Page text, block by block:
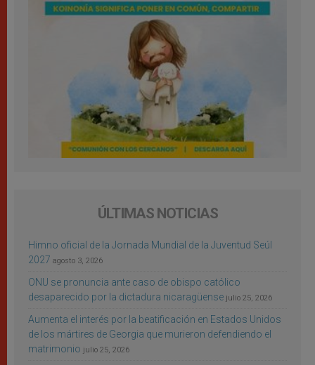
ÚLTIMAS NOTICIAS
Himno oficial de la Jornada Mundial de la Juventud Seúl
2027 agosto 3, 2026
ONU se pronuncia ante caso de obispo católico
desaparecido por la dictadura nicaragüense julio 25, 2026
Aumenta el interés por la beatificación en Estados Unidos
de los mártires de Georgia que murieron defendiendo el
matrimonio julio 25, 2026